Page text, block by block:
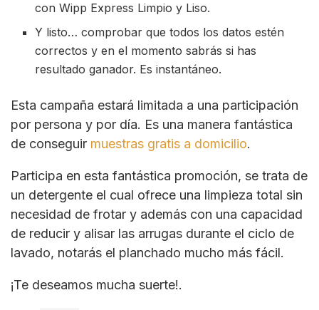
con Wipp Express Limpio y Liso.
Y listo… comprobar que todos los datos estén
correctos y en el momento sabrás si has
resultado ganador. Es instantáneo.
Esta campaña estará limitada a una participación
por persona y por día. Es una manera fantástica
de conseguir muestras gratis a domicilio.
Participa en esta fantástica promoción, se trata de
un detergente el cual ofrece una limpieza total sin
necesidad de frotar y además con una capacidad
de reducir y alisar las arrugas durante el ciclo de
lavado, notarás el planchado mucho más fácil.
¡Te deseamos mucha suerte!.